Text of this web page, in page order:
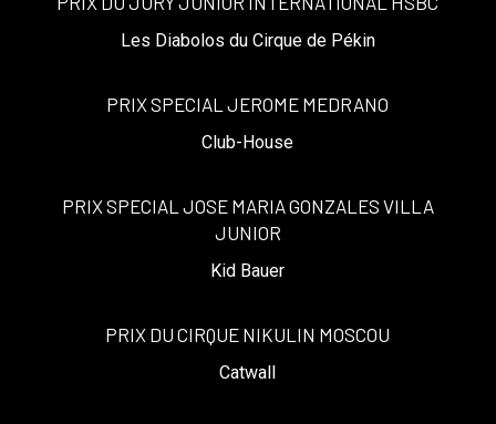
Les Diabolos du Cirque de Pékin
PRIX SPECIAL JEROME MEDRANO
Club-House
PRIX SPECIAL JOSE MARIA GONZALES VILLA
JUNIOR
Kid Bauer
PRIX DU CIRQUE NIKULIN MOSCOU
Catwall